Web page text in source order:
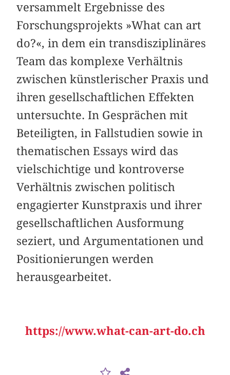
versammelt Ergebnisse des
Forschungsprojekts »What can art
do?«, in dem ein trans­disziplinäres
Team das komplexe Verhältnis
zwischen künstlerischer Praxis und
ihren gesellschaftlichen Effekten
untersuchte. In Gesprächen mit
Beteiligten, in Fallstudien sowie in
thematischen Essays wird das
vielschichtige und kontroverse
Verhältnis zwischen politisch
engagierter Kunstpraxis und ihrer
gesellschaftlichen Ausformung
seziert, und Argumentationen und
Positionierungen werden
herausgearbeitet.
https://www.what-can-art-do.ch